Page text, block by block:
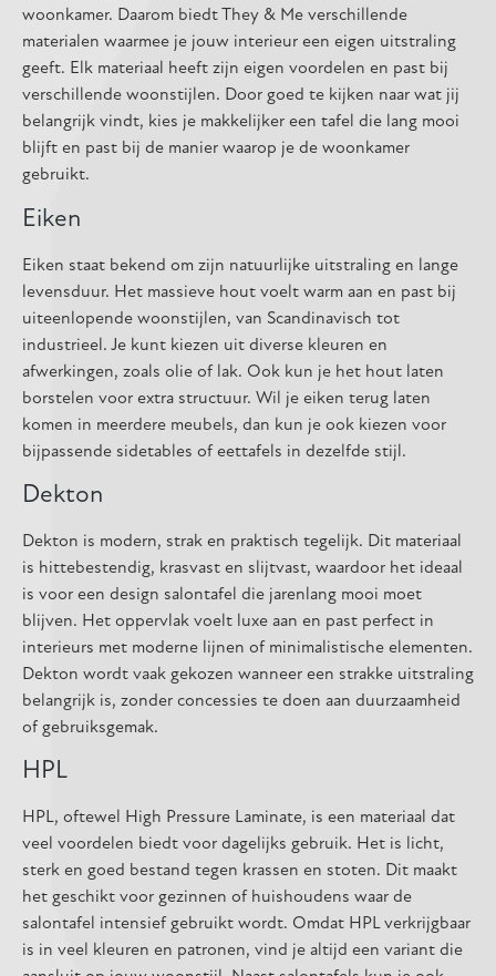
woonkamer. Daarom biedt They & Me verschillende
materialen waarmee je jouw interieur een eigen uitstraling
geeft. Elk materiaal heeft zijn eigen voordelen en past bij
verschillende woonstijlen. Door goed te kijken naar wat jij
belangrijk vindt, kies je makkelijker een tafel die lang mooi
blijft en past bij de manier waarop je de woonkamer
gebruikt.
Eiken
Eiken staat bekend om zijn natuurlijke uitstraling en lange
levensduur. Het massieve hout voelt warm aan en past bij
uiteenlopende woonstijlen, van Scandinavisch tot
industrieel. Je kunt kiezen uit diverse kleuren en
afwerkingen, zoals olie of lak. Ook kun je het hout laten
borstelen voor extra structuur. Wil je eiken terug laten
komen in meerdere meubels, dan kun je ook kiezen voor
bijpassende sidetables of eettafels in dezelfde stijl.
Dekton
Dekton is modern, strak en praktisch tegelijk. Dit materiaal
is hittebestendig, krasvast en slijtvast, waardoor het ideaal
is voor een design salontafel die jarenlang mooi moet
blijven. Het oppervlak voelt luxe aan en past perfect in
interieurs met moderne lijnen of minimalistische elementen.
Dekton wordt vaak gekozen wanneer een strakke uitstraling
belangrijk is, zonder concessies te doen aan duurzaamheid
of gebruiksgemak.
HPL
HPL, oftewel High Pressure Laminate, is een materiaal dat
veel voordelen biedt voor dagelijks gebruik. Het is licht,
sterk en goed bestand tegen krassen en stoten. Dit maakt
het geschikt voor gezinnen of huishoudens waar de
salontafel intensief gebruikt wordt. Omdat HPL verkrijgbaar
is in veel kleuren en patronen, vind je altijd een variant die